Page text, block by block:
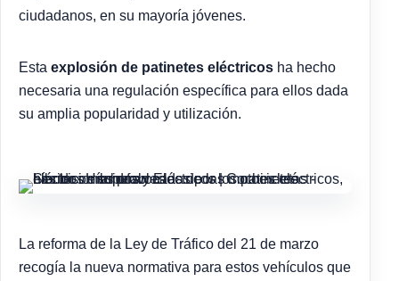
ciudadanos, en su mayoría jóvenes.
Esta explosión de patinetes eléctricos ha hecho
necesaria una regulación específica para ellos dada
su amplia popularidad y utilización.
La reforma de la Ley de Tráfico del 21 de marzo
recogía la nueva normativa para estos vehículos que